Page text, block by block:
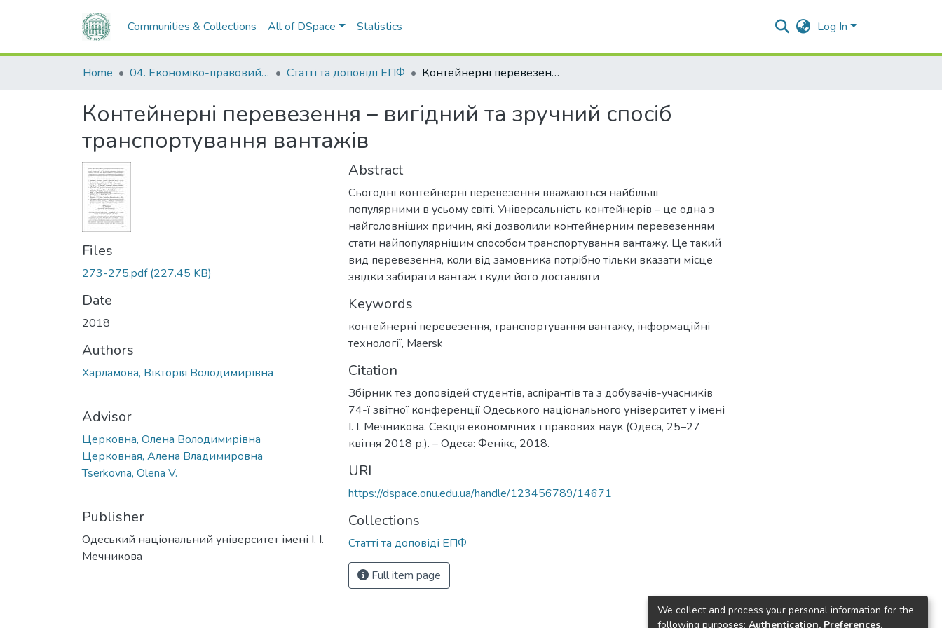
Communities & Collections All of DSpace Statistics Log In
Home 04. Економіко-правовий факультет Статті та доповіді ЕПФ Контейнерні перевезення – вигідний та зручний спосіб транспортування вантажів
Контейнерні перевезення – вигідний та зручний спосіб
транспортування вантажів
Files
273-275.pdf(227.45 KB)
Date
2018
Authors
Харламова, Вікторія Володимирівна
Advisor
Церковна, Олена Володимирівна
Церковная, Алена Владимировна
Tserkovna, Olena V.
Publisher
Одеський національний університет імені І. І.
Мечникова
Abstract
Сьогодні контейнерні перевезення вважаються найбільш
популярними в усьому світі. Універсальність контейнерів – це одна з
найголовніших причин, які дозволили контейнерним перевезенням
стати найпопулярнішим способом транспортування вантажу. Це такий
вид перевезення, коли від замовника потрібно тільки вказати місце
звідки забирати вантаж і куди його доставляти
Keywords
контейнерні перевезення, транспортування вантажу, інформаційні
технології, Maersk
Citation
Збірник тез доповідей студентів, аспірантів та з добувачів-учасників
74-ї звітної конференції Одеського національного університет у імені
І. І. Мечникова. Секція економічних і правових наук (Одеса, 25–27
квітня 2018 р.). – Одеса: Фенікс, 2018.
URI
https://dspace.onu.edu.ua/handle/123456789/14671
Collections
Статті та доповіді ЕПФ
Full item page
We collect and process your personal information for the
following purposes: Authentication, Preferences,